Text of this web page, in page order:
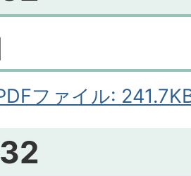
ファイル: